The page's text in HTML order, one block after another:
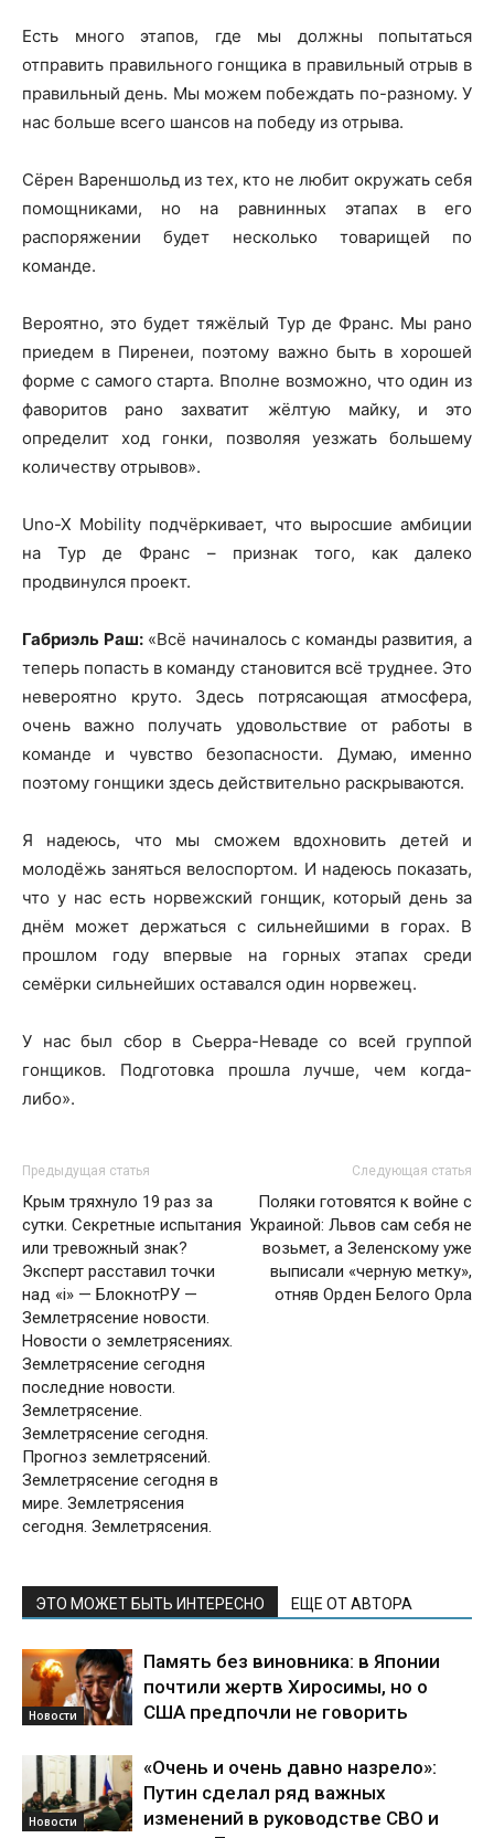
Есть много этапов, где мы должны попытаться
отправить правильного гонщика в правильный отрыв в
правильный день. Мы можем побеждать по-разному. У
нас больше всего шансов на победу из отрыва.
Сёрен Вареншольд из тех, кто не любит окружать себя
помощниками, но на равнинных этапах в его
распоряжении будет несколько товарищей по
команде.
Вероятно, это будет тяжёлый Тур де Франс. Мы рано
приедем в Пиренеи, поэтому важно быть в хорошей
форме с самого старта. Вполне возможно, что один из
фаворитов рано захватит жёлтую майку, и это
определит ход гонки, позволяя уезжать большему
количеству отрывов».
Uno-X Mobility подчёркивает, что выросшие амбиции
на Тур де Франс – признак того, как далеко
продвинулся проект.
Габриэль Раш:«Всё начиналось с команды развития, а
теперь попасть в команду становится всё труднее. Это
невероятно круто. Здесь потрясающая атмосфера,
очень важно получать удовольствие от работы в
команде и чувство безопасности. Думаю, именно
поэтому гонщики здесь действительно раскрываются.
Я надеюсь, что мы сможем вдохновить детей и
молодёжь заняться велоспортом. И надеюсь показать,
что у нас есть норвежский гонщик, который день за
днём может держаться с сильнейшими в горах. В
прошлом году впервые на горных этапах среди
семёрки сильнейших оставался один норвежец.
У нас был сбор в Сьерра-Неваде со всей группой
гонщиков. Подготовка прошла лучше, чем когда-
либо».
Предыдущая статья
Крым тряхнуло 19 раз за
сутки. Секретные испытания
или тревожный знак?
Эксперт расставил точки
над «i» — БлокнотРУ —
Землетрясение новости.
Новости о землетрясениях.
Землетрясение сегодня
последние новости.
Землетрясение.
Землетрясение сегодня.
Прогноз землетрясений.
Землетрясение сегодня в
мире. Землетрясения
сегодня. Землетрясения.
Следующая статья
Поляки готовятся к войне с
Украиной: Львов сам себя не
возьмет, а Зеленскому уже
выписали «черную метку»,
отняв Орден Белого Орла
ЭТО МОЖЕТ БЫТЬ ИНТЕРЕСНО ЕЩЕ ОТ АВТОРА
Новости
Память без виновника: в Японии
почтили жертв Хиросимы, но о
США предпочли не говорить
Новости
«Очень и очень давно назрело»:
Путин сделал ряд важных
изменений в руководстве СВО и